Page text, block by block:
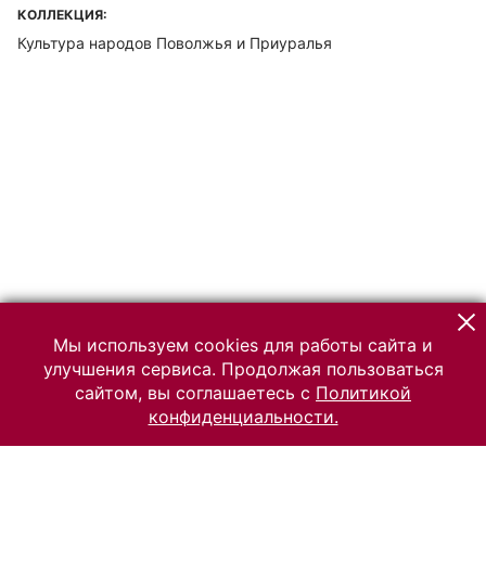
КОЛЛЕКЦИЯ:
Культура народов Поволжья и Приуралья
Мы используем cookies для работы сайта и
улучшения сервиса. Продолжая пользоваться
сайтом, вы соглашаетесь с Политикой
конфиденциальности.